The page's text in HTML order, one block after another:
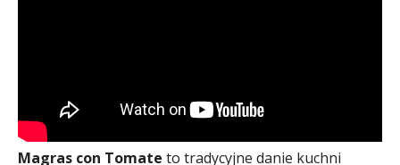
Magras con Tomate to tradycyjne danie kuchni